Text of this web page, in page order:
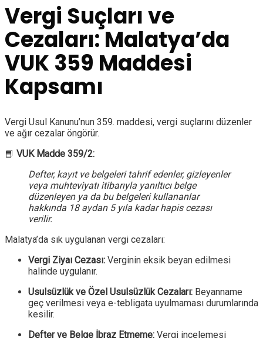
Vergi Suçları ve
Cezaları: Malatya’da
VUK 359 Maddesi
Kapsamı
Vergi Usul Kanunu’nun 359. maddesi, vergi suçlarını düzenler
ve ağır cezalar öngörür.
📘 VUK Madde 359/2:
Defter, kayıt ve belgeleri tahrif edenler, gizleyenler
veya muhteviyatı itibarıyla yanıltıcı belge
düzenleyen ya da bu belgeleri kullananlar
hakkında 18 aydan 5 yıla kadar hapis cezası
verilir.
Malatya’da sık uygulanan vergi cezaları:
Vergi Ziyaı Cezası: Verginin eksik beyan edilmesi
halinde uygulanır.
Usulsüzlük ve Özel Usulsüzlük Cezaları: Beyanname
geç verilmesi veya e-tebligata uyulmaması durumlarında
kesilir.
Defter ve Belge İbraz Etmeme: Vergi incelemesi